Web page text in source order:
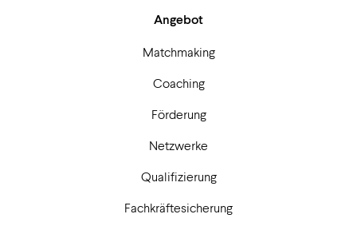
Angebot
Matchmaking
Coaching
Förderung
Netzwerke
Qualifizierung
Fachkräftesicherung